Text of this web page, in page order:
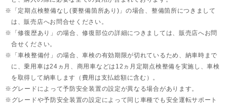
「定期点検整備なし(要整備箇所あり)」の場合、整備箇所につきまして
は、販売店へお問合せください。
「修復歴あり」の場合、修復部位の詳細につきましては、販売店へお問
合せください。
「車検整備付」の場合、車検の有効期限が切れているため、納車時まで
に、乗用車は24ヵ月、 商用車などは12ヵ月定期点検整備を実施し、車検
を取得して納車します（費用は支払総額に含む）。
グレードによって予防安全装置の設定が異なる場合があります。
グレードや予防安全装置の設定によって同じ車種でも安全運転サポート